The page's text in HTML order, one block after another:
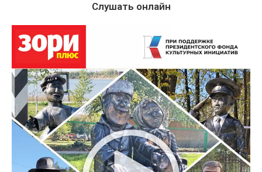
Слушать онлайн